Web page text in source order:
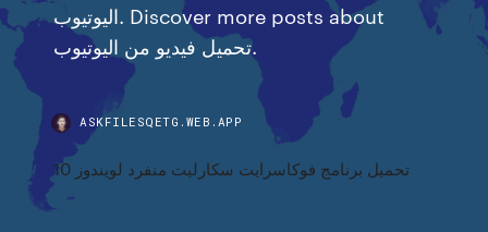
اليوتيوب. Discover more posts about
تحميل فيديو من اليوتيوب.
ASKFILESQETG.WEB.APP
تحميل برنامج فوكاسرايت سكارليت منفرد لويندوز 10